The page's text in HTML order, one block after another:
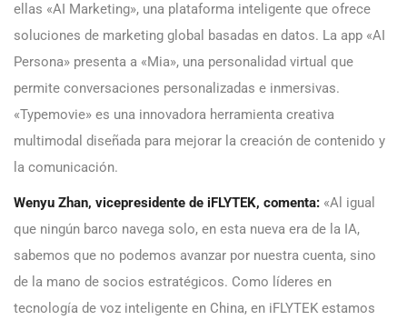
ellas «AI Marketing», una plataforma inteligente que ofrece
soluciones de marketing global basadas en datos. La app «AI
Persona» presenta a «Mia», una personalidad virtual que
permite conversaciones personalizadas e inmersivas.
«Typemovie» es una innovadora herramienta creativa
multimodal diseñada para mejorar la creación de contenido y
la comunicación.
Wenyu Zhan, vicepresidente de iFLYTEK, comenta: «Al igual
que ningún barco navega solo, en esta nueva era de la IA,
sabemos que no podemos avanzar por nuestra cuenta, sino
de la mano de socios estratégicos. Como líderes en
tecnología de voz inteligente en China, en iFLYTEK estamos